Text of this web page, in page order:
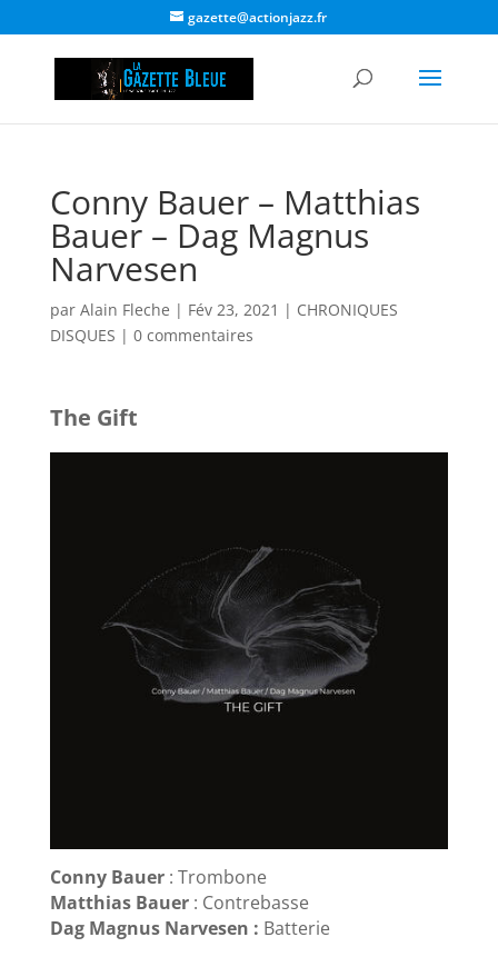
gazette@actionjazz.fr
Conny Bauer – Matthias
Bauer – Dag Magnus
Narvesen
par Alain Fleche | Fév 23, 2021 | CHRONIQUES
DISQUES | 0 commentaires
The Gift
Conny Bauer : Trombone
Matthias Bauer: Contrebasse
Dag Magnus Narvesen : Batterie